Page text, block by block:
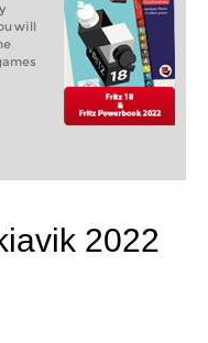
will
2022